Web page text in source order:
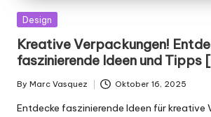
Posted
Design
Kreative Verpackungen!
faszinierende Ideen und Tipps
Posted
by
By Marc Vasquez Oktober 16, 2025
Entdecke faszinierende Ideen für kreative